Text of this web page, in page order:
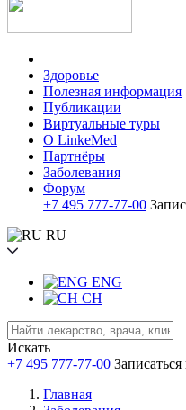
Здоровье
Полезная информация
Публикации
Виртуальные туры
О LinkeMed
Партнёры
Заболевания
Форум
+7 495 777-77-00
RU
ENG
CH
Искать
+7 495 777-77-00
Главная